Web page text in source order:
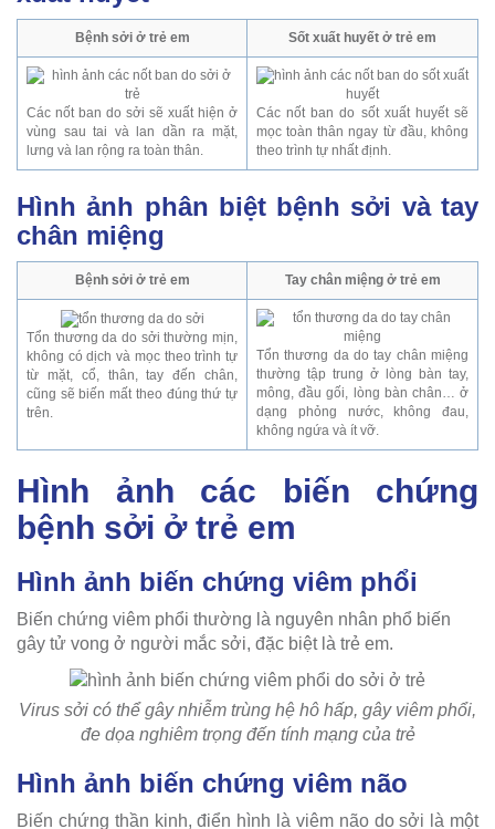
Bệnh sởi ở trẻ em Sốt xuất huyết ở trẻ em
Các nốt ban do sởi sẽ xuất hiện ở
vùng sau tai và lan dần ra mặt,
lưng và lan rộng ra toàn thân.
Các nốt ban do sốt xuất huyết sẽ
mọc toàn thân ngay từ đầu, không
theo trình tự nhất định.
Hình ảnh phân biệt bệnh sởi và tay
chân miệng
Bệnh sởi ở trẻ em Tay chân miệng ở trẻ em
Tổn thương da do sởi thường mịn,
không có dịch và mọc theo trình tự
từ mặt, cổ, thân, tay đến chân,
cũng sẽ biến mất theo đúng thứ tự
trên.
Tổn thương da do tay chân miệng
thường tập trung ở lòng bàn tay,
mông, đầu gối, lòng bàn chân… ở
dạng phỏng nước, không đau,
không ngứa và ít vỡ.
Hình ảnh các biến chứng
bệnh sởi ở trẻ em
Hình ảnh biến chứng viêm phổi
Biến chứng viêm phổi thường là nguyên nhân phổ biến
gây tử vong ở người mắc sởi, đặc biệt là trẻ em.
Virus sởi có thể gây nhiễm trùng hệ hô hấp, gây viêm phổi,
đe dọa nghiêm trọng đến tính mạng của trẻ
Hình ảnh biến chứng viêm não
Biến chứng thần kinh, điển hình là viêm não do sởi là một